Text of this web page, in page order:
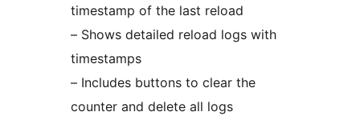
timestamp of the last reload
– Shows detailed reload logs with
timestamps
– Includes buttons to clear the
counter and delete all logs